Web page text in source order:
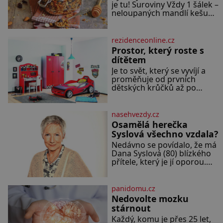
je tu! Suroviny Vždy 1 šálek –
neloupaných mandlí kešu
semínek dýně rozinek 3
šálky ovesných vloček 1 lžíce
mlet
rezidenceonline.cz
Prostor, který roste s
dítětem
Je to svět, který se vyvíjí a
proměňuje od prvních
dětských krůčků až po
kreativitu, soustředění i
odpočinek a reaguje na
každou etapu života a
specifické potřeby dítěte.
Pro nejmenší je klíčová
jednoduchost, měkkost a
bezpečí, proto by pokoj
Předškolní věk je
nasehvezdy.cz
Osamělá herečka
Syslová všechno vzdala?
Nedávno se povídalo, že má
Dana Syslová (80) blízkého
přítele, který je jí oporou.
častěji mluví o svém
odchodu. Dohnala ji snad
samota? Půs
panidomu.cz
Nedovolte mozku
stárnout
Každý, komu je přes 25 let,